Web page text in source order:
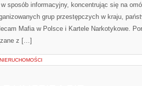
sposób informacyjny, koncentrując się na
grup przestępczych w kraju,
Mafia w Polsce i Kartele Narkotykowe.
z […]
NIERUCHOMOŚCI